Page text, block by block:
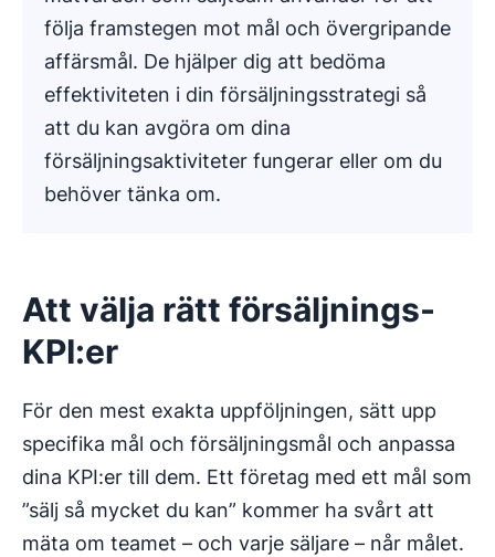
följa framstegen mot mål och övergripande
affärsmål. De hjälper dig att bedöma
effektiviteten i din försäljningsstrategi så
att du kan avgöra om dina
försäljningsaktiviteter fungerar eller om du
behöver tänka om.
Att välja rätt försäljnings-
KPI:er
För den mest exakta uppföljningen, sätt upp
specifika mål och försäljningsmål och anpassa
dina KPI:er till dem. Ett företag med ett mål som
”sälj så mycket du kan” kommer ha svårt att
mäta om teamet – och varje säljare – når målet.